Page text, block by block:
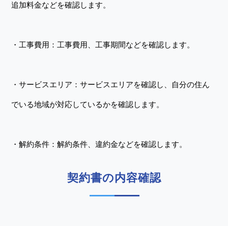
追加料金などを確認します。
・工事費用：工事費用、工事期間などを確認します。
・サービスエリア：サービスエリアを確認し、自分の住ん
でいる地域が対応しているかを確認します。
・解約条件：解約条件、違約金などを確認します。
契約書の内容確認